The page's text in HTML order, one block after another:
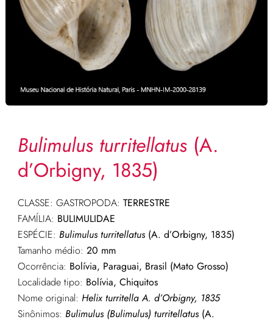
Bulimulus turritellatus(A.
d’Orbigny, 1835)
CLASSE: GASTROPODA: TERRESTRE
FAMÍLIA: BULIMULIDAE
ESPÉCIE: Bulimulus turritellatus(A. d’Orbigny, 1835)
Tamanho médio: 20 mm
Ocorrência: Bolívia, Paraguai, Brasil (Mato Grosso)
Localidade tipo: Bolívia, Chiquitos
Nome original: Helix turritella A. d’Orbigny, 1835
Sinônimos: Bulimulus (Bulimulus) turritellatus(A.